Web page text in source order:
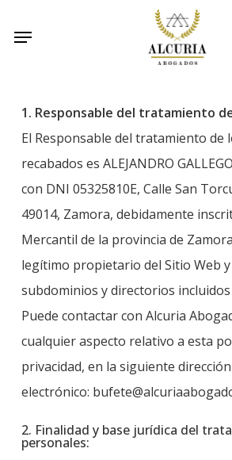
Menu
1. Responsable del tratamiento
El Responsable del tratamiento de
recabados es ALEJANDRO
con DNI 05325810E, Calle San
49014, Zamora, debidamente
Mercantil de la provincia de
legítimo propietario del Sitio Web
subdominios y directorios incluidos
Puede contactar con Alcuria
cualquier aspecto relativo a esta
privacidad, en la siguiente
electrónico:
2. Finalidad y base jurídica del
personales: